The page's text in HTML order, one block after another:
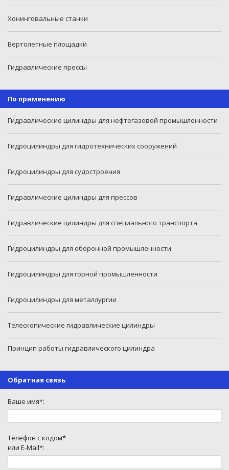
Хонинговальные станки
Вертолетные площадки
Гидравлические прессы
По применению
Гидравлические цилиндры для нефтегазовой промышленности
Гидроцилиндры для гидротехнических сооружений
Гидроцилиндры для судостроения
Гидравлические цилиндры для прессов
Гидравлические цилиндры для специального транспорта
Гидроцилиндры для оборонной промышленности
Гидроцилиндры для горной промышленности
Гидроцилиндры для металлургии
Телескопические гидравлические цилиндры
Принцип работы гидравлического цилиндра
Обратная связь
Ваше имя*:
Телефон с кодом*
или E-Mail*: